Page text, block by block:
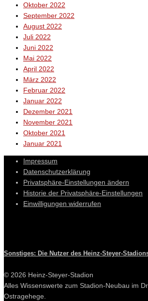
Oktober 2022
September 2022
August 2022
Juli 2022
Juni 2022
Mai 2022
April 2022
März 2022
Februar 2022
Januar 2022
Dezember 2021
November 2021
Oktober 2021
Januar 2021
Impressum
Datenschutzerklärung
Privatsphäre-Einstellungen ändern
Historie der Privatsphäre-Einstellungen
Einwilligungen widerrufen
Sonstiges: Die Nutzer des Heinz-Steyer-
© 2026 Heinz-Steyer-Stadion
Alles Wissenswerte zum Stadion-Neubau im
Ostragehege.